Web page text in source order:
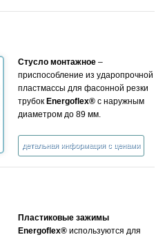
Стусло монтажное –
приспособление из ударопрочной
пластмассы для фасонной резки
трубок Energoflex® с наружным
диаметром до 89 мм.
детальная информация с ценами
Пластиковые зажимы
Energoflex® используются для